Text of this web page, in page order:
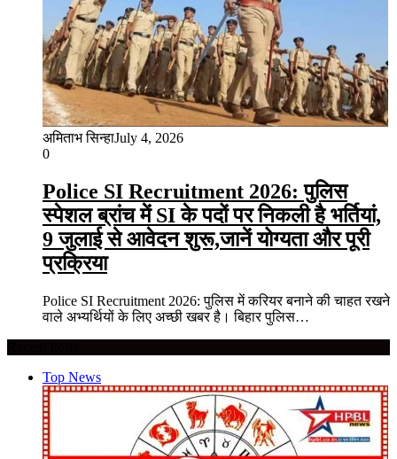
अमिताभ सिन्हाJuly 4, 2026
0
Police SI Recruitment 2026: पुलिस
स्पेशल ब्रांच में SI के पदों पर निकली है भर्तियां,
9 जुलाई से आवेदन शुरू,जानें योग्यता और पूरी
प्रक्रिया
Police SI Recruitment 2026: पुलिस में करियर बनाने की चाहत रखने
वाले अभ्यर्थियों के लिए अच्छी खबर है। बिहार पुलिस…
Top News